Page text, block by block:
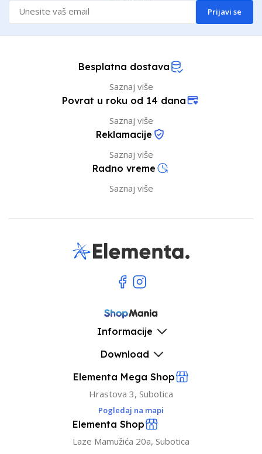
Prijavi se
Besplatna dostava
Saznaj više
Povrat u roku od 14 dana
Saznaj više
Reklamacije
Saznaj više
Radno vreme
Saznaj više
Informacije
Download
Elementa Mega Shop
Hrastova 3, Subotica
Pogledaj na mapi
Elementa Shop
Laze Mamužića 20a, Subotica